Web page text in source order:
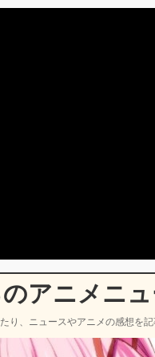
アニメニュ
り、ニュースやアニメの感想を